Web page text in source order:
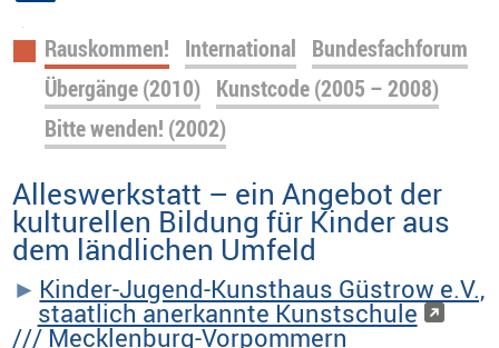
Navigation
überspringen
Rauskommen! International Bundesfachforum
Übergänge (2010) Kunstcode (2005 – 2008)
Bitte wenden! (2002)
Alleswerkstatt – ein Angebot der
kulturellen Bildung für Kinder aus
dem ländlichen Umfeld
Kinder-Jugend-Kunsthaus Güstrow e.V.,
staatlich anerkannte Kunstschule
/// Mecklenburg-Vorpommern